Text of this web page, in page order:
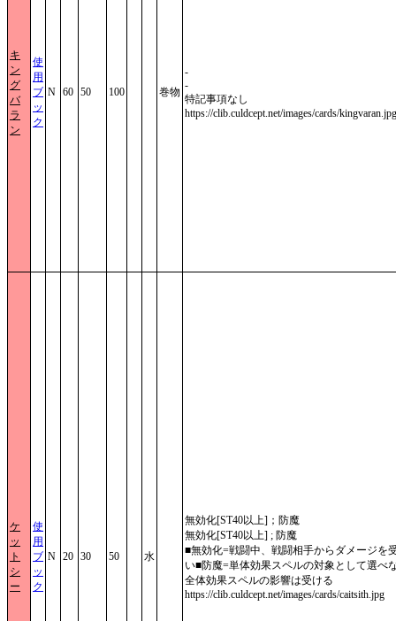
キ
ン
グ
バ
ラ
ン
使
用
ブ
ッ
ク
N 60 50 100 巻物
-
-
特記事項なし
https://clib.culdcept.net/images/cards/kingvaran.jpg
ケ
ッ
ト
シ
ー
使
用
ブ
ッ
ク
N 20 30 50 水
無効化[ST40以上]；防魔
無効化[ST40以上] ; 防魔
■無効化=戦闘中、戦闘相手からダメージを
い■防魔=単体効果スペルの対象として選べ
全体効果スペルの影響は受ける
https://clib.culdcept.net/images/cards/caitsith.jpg